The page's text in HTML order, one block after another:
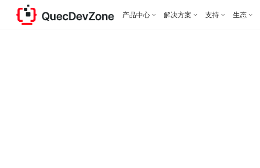
产品中心 解决方案 支持 生态